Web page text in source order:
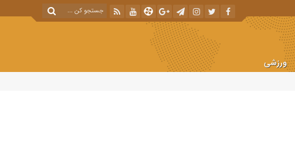
ورزشی